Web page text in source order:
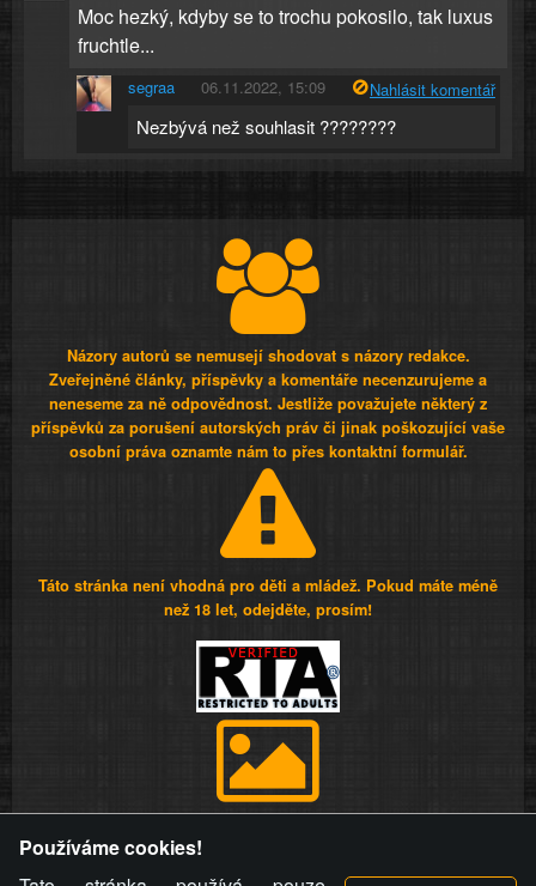
Moc hezký, kdyby se to trochu pokosilo, tak luxus
fruchtle...
segraa 06.11.2022, 15:09 Nahlásit komentář
Nezbývá než souhlasit ????????
Názory autorů se nemusejí shodovat s názory redakce.
Zveřejněné články, příspěvky a komentáře necenzurujeme a
neneseme za ně odpovědnost. Jestliže považujete některý z
příspěvků za porušení autorských práv či jinak poškozující vaše
osobní práva oznamte nám to přes kontaktní formulář.
Táto stránka není vhodná pro děti a mládež. Pokud máte méně
než 18 let, odejděte, prosím!
videa a komentáře. Osoba, které se toto opatření provozovatele
stránky týče, ani osoba, která umístila fotografii nebo video na
Používáme cookies!